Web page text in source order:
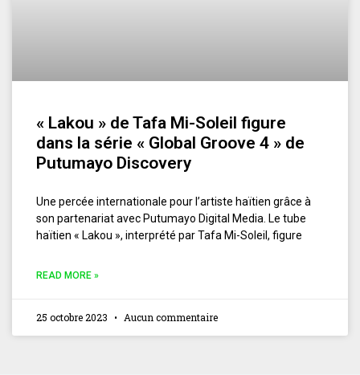
« Lakou » de Tafa Mi-Soleil figure
dans la série « Global Groove 4 » de
Putumayo Discovery
Une percée internationale pour l’artiste haïtien grâce à
son partenariat avec Putumayo Digital Media. Le tube
haïtien « Lakou », interprété par Tafa Mi-Soleil, figure
READ MORE »
25 octobre 2023 Aucun commentaire